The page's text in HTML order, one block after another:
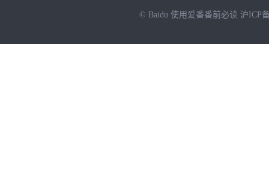
© Baidu 使用爱番番前必读 沪ICP